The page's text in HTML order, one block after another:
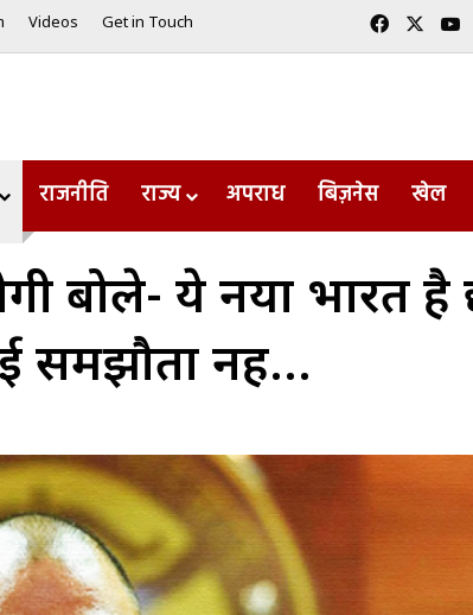
Videos Get in Touch Facebook
राजनीति राज्य अपराध बिज़नेस खेल
बोले- ये नया भारत है
समझौता नहीं…